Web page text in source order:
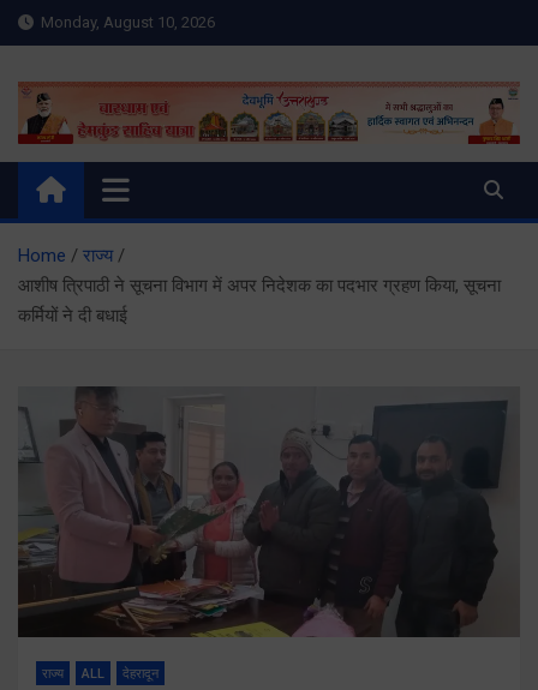
Skip
to
Monday, August 10, 2026
Meru Raibar | Uttarakhand
News | Uttarkashi News
meruraibar.com
Home
राज्य
आशीष त्रिपाठी ने सूचना विभाग में अपर निदेशक का पदभार ग्रहण किया, सूचना
कर्मियों ने दी बधाई
राज्य ALL देहरादून